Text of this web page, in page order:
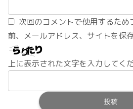
次回のコメントで使用するた
前、メールアドレス、サイトを保存
上に表示された文字を入力してく